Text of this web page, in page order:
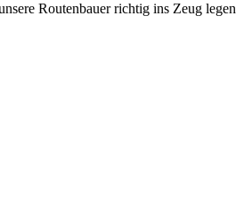
Routenbauer richtig ins Zeug legen